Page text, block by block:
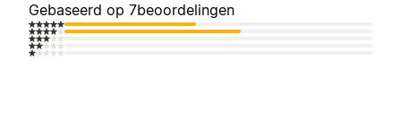
Gebaseerd op 7beoordelingen